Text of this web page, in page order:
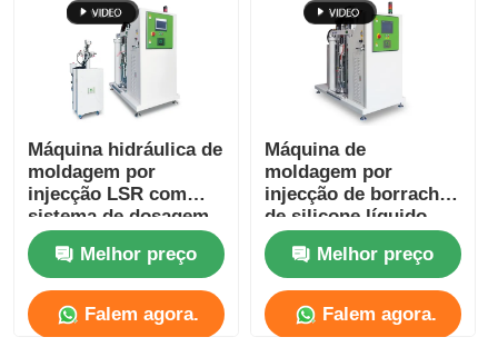
Máquina hidráulica de
moldagem por
injecção LSR com
sistema de dosagem
Melhor preço
Falem agora.
Máquina de
moldagem por
injecção de borracha
de silicone líquido
Melhor preço
Falem agora.